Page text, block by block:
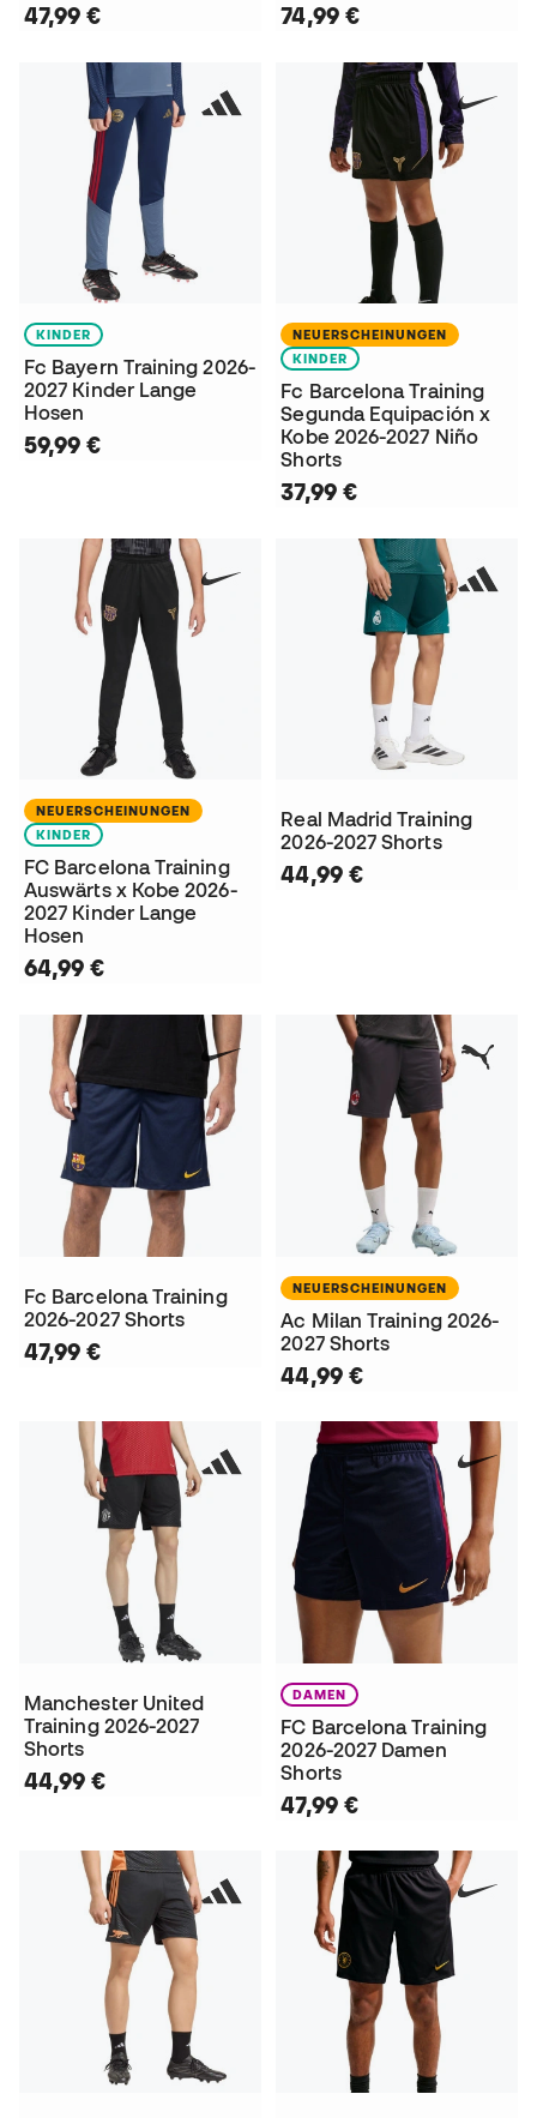
47,99 € 74,99 €
KINDER
Fc Bayern Training 2026-
2027 Kinder Lange
Hosen
59,99 €
NEUERSCHEINUNGEN
KINDER
Fc Barcelona Training
Segunda Equipación x
Kobe 2026-2027 Niño
Shorts
37,99 €
NEUERSCHEINUNGEN
KINDER
FC Barcelona Training
Auswärts x Kobe 2026-
2027 Kinder Lange
Hosen
64,99 €
Real Madrid Training
2026-2027 Shorts
44,99 €
Fc Barcelona Training
2026-2027 Shorts
47,99 €
NEUERSCHEINUNGEN
Ac Milan Training 2026-
2027 Shorts
44,99 €
Manchester United
Training 2026-2027
Shorts
44,99 €
DAMEN
FC Barcelona Training
2026-2027 Damen
Shorts
47,99 €